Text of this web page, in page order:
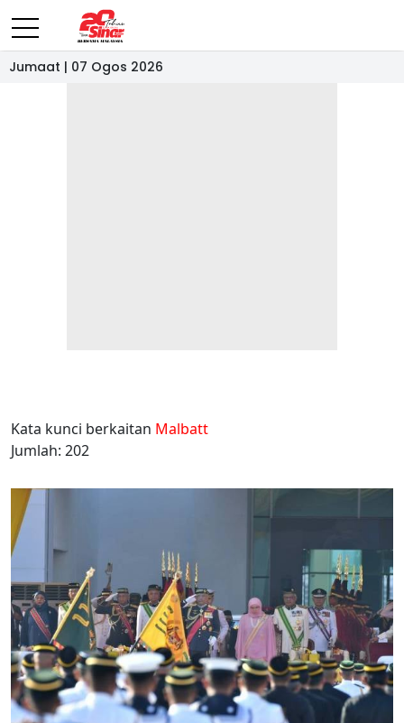
Jumaat | 07 Ogos 2026
Kata kunci berkaitan Malbatt
Jumlah: 202